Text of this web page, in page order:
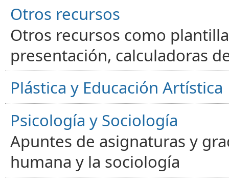
Otros recursos
Otros recursos como
presentación, calculadoras
Plástica y Educación Artística
Psicología y Sociología
Apuntes de asignaturas y
humana y la sociología